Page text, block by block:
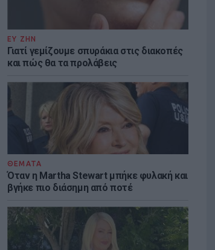
ΕΥ ΖΗΝ
Γιατί γεμίζουμε σπυράκια στις διακοπές
και πώς θα τα προλάβεις
ΘΕΜΑΤΑ
Όταν η Martha Stewart μπήκε φυλακή και
βγήκε πιο διάσημη από ποτέ